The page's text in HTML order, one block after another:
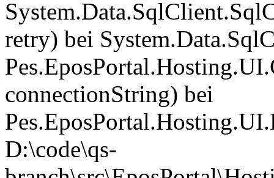
retry) bei
connectionString) bei
D:\code\qs-